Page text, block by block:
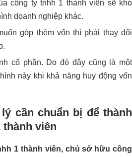
công ty tnhh 1 thành viên sẽ khó
doanh nghiệp khác.
góp thêm vốn thì phải thay đổi
cổ phần. Do đó đây cũng là một
này khi khả năng huy động vốn
cần chuẩn bị để thành
thành viên
1 thành viên, chủ sở hữu công